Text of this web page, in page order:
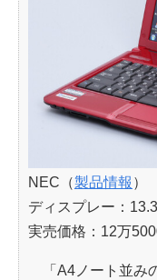
NEC（製品情報 ）
ディスプレー：
実売価格：12万
「A4ノート並み